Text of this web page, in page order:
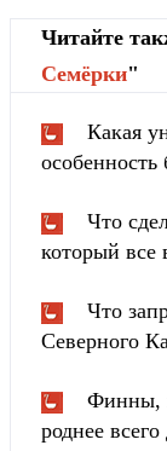
Читайте
Cемёрки"
Какая
Что
который все
Что
Северного
Финны,
роднее